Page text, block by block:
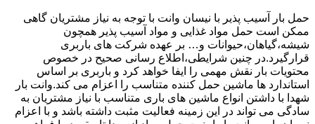
حمل بار آسیب پذیر با نیسان وانت با توجه به نیاز مشتریان گاهی
ممکن است حمل مواد غذایی و مواد آسیب پذیر همچون
شیشه،گیاهان،حیوانات و… بر عهده شرکت های باربری
قرارگیرد.در چنین شرایطی،اطلاع رسانی صحیح در خصوص
محتویات بار نقش مهمی را ایفا خواهد کرد و باربری بر اساس
استاندارد ها ماشین حمل کننده متناسب را اعزام می کند.وانت بار
شهدا با داشتن انواع ماشین های باری متناسب با نیاز مشتریان به
سادگی می تواند در این زمینه فعالیت مثبت داشته باشد و با اعزام